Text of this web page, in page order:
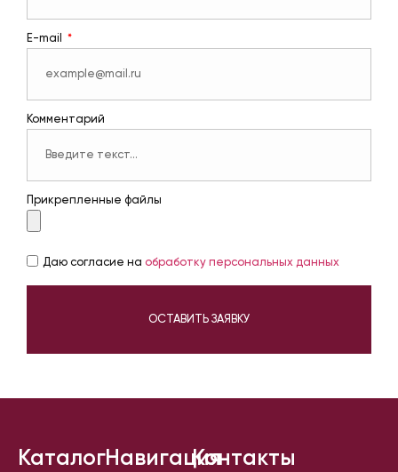
E-mail
Комментарий
Прикрепленные файлы
Даю согласие на обработку персональных данных
ОСТАВИТЬ ЗАЯВКУ
КаталогНавигацияКонтакты